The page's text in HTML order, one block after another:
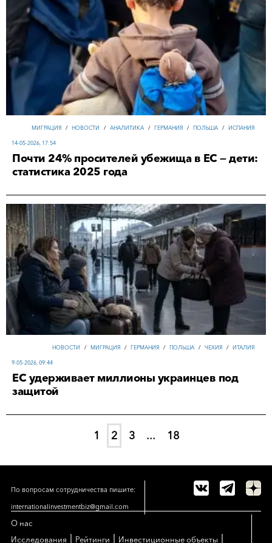
МИГРАЦИЯ / НОВОСТИ / АНАЛИТИКА / ГЕРМАНИЯ / ПОЛЬША / ИСПАНИЯ
14-05-2026, 17:54
Почти 24% просителей убежища в ЕС — дети:
статистика 2025 года
НОВОСТИ / МИГРАЦИЯ / ГЕРМАНИЯ / ПОЛЬША / ЧЕХИЯ / ИТАЛИЯ
9-05-2026, 09:44
ЕС удерживает миллионы украинцев под
защитой
1 2 3 ... 18
По вопросам сотрудничества пишите:
internationalinvestmentbiz@gmail.com
О нас
Исследования
Рейтинги Инвестиционные объекты